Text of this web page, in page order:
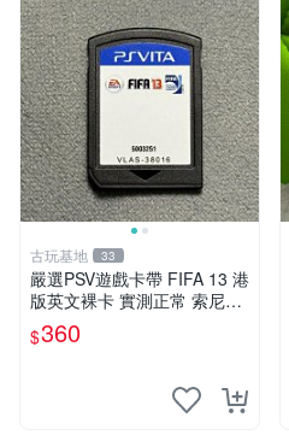
古玩基地 33
嚴選PSV遊戲卡帶 FIFA 13 港
版英文裸卡 實測正常 索尼專
用 不支持其他機器 買二送優
惠 FIFA 13 psv 港版 卡帶
$360